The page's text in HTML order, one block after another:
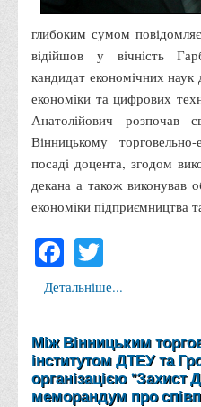
Психологічного сприяння
Бібліотека
Музей грошей
Студенту
Реквізити для оплати
Права та обов'язки
Положення
Положення про
здобувачів вищої
глибоким сумом
відійшов у вічність
кандидат економічних наук
економіки та цифрових
Анатолійович розпочав
Вінницькому
посаді доцента, згодом
декана а також виконував
економіки підприємництва
Facebook
Детальніше...
Між Вінницьким
інститутом ДТЕУ та
організацією "Захист
меморандум про